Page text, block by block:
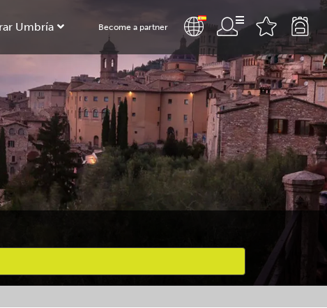
Umbría Become a partner